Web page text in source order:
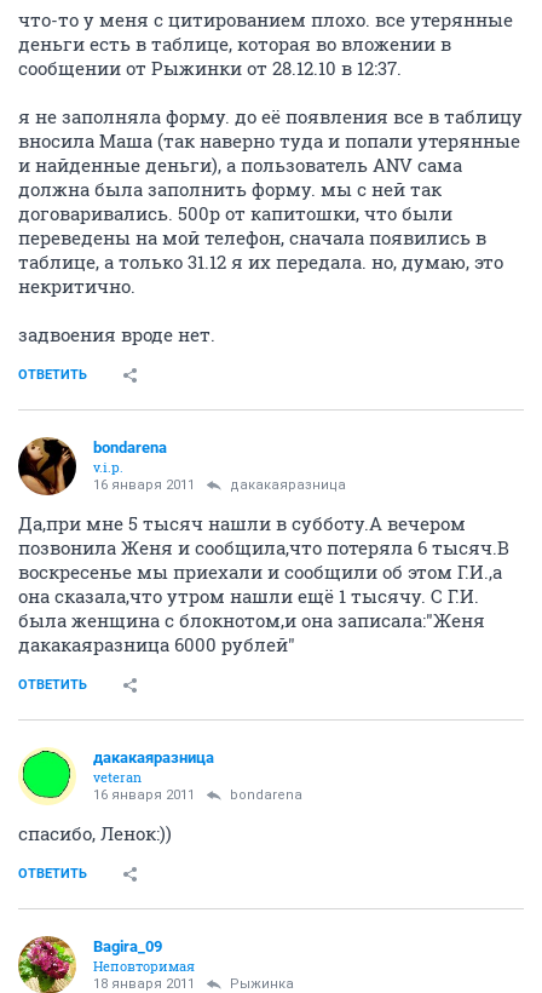
что-то у меня с цитированием плохо. все утерянные
деньги есть в таблице, которая во вложении в
сообщении от Рыжинки от 28.12.10 в 12:37.
я не заполняла форму. до её появления все в таблицу
вносила Маша (так наверно туда и попали утерянные
и найденные деньги), а пользователь ANV сама
должна была заполнить форму. мы с ней так
договаривались. 500р от капитошки, что были
переведены на мой телефон, сначала появились в
таблице, а только 31.12 я их передала. но, думаю, это
некритично.
задвоения вроде нет.
ОТВЕТИТЬ
bondarena
v.i.p.
16 января 2011 дакакаяразница
Да,при мне 5 тысяч нашли в субботу.А вечером
позвонила Женя и сообщила,что потеряла 6 тысяч.В
воскресенье мы приехали и сообщили об этом Г.И.,а
она сказала,что утром нашли ещё 1 тысячу. С Г.И.
была женщина с блокнотом,и она записала:"Женя
дакакаяразница 6000 рублей"
ОТВЕТИТЬ
дакакаяразница
veteran
16 января 2011 bondarena
спасибо, Ленок:))
ОТВЕТИТЬ
Bagira_09
Неповторимая
18 января 2011 Рыжинка